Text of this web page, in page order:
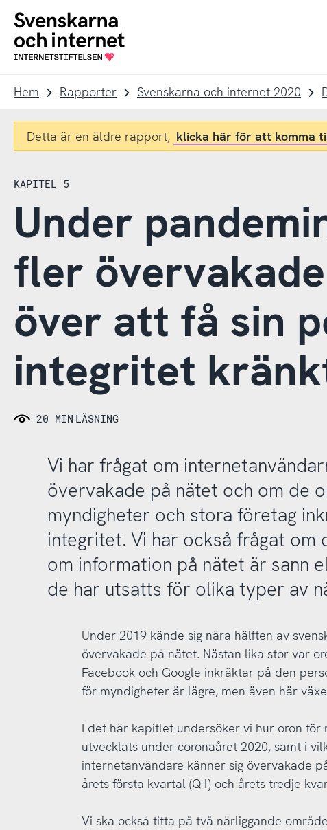
navigation
innehåll
To
startpage
Hem Rapporter Svenskarna och internet 2020
Detta är en äldre rapport, klicka här för att komma
KAPITEL 5
Under
fler
över att få sin
integritet
20 MIN LÄSNING
Vi har frågat om
övervakade på nätet och om de
myndigheter och stora företag
integritet. Vi har också frågat om
om information på nätet är sann
de har utsatts för olika typer av
Under 2019 kände sig nära hälften av
övervakade på nätet. Nästan lika stor var
Facebook och Google inkräktar på den
för myndigheter är lägre, men även här
I det här kapitlet undersöker vi hur oron för
utvecklats under coronaåret 2020, samt i
internetanvändare känner sig övervakade
årets första kvartal (Q1) och årets tredje
Vi ska också titta på två närliggande